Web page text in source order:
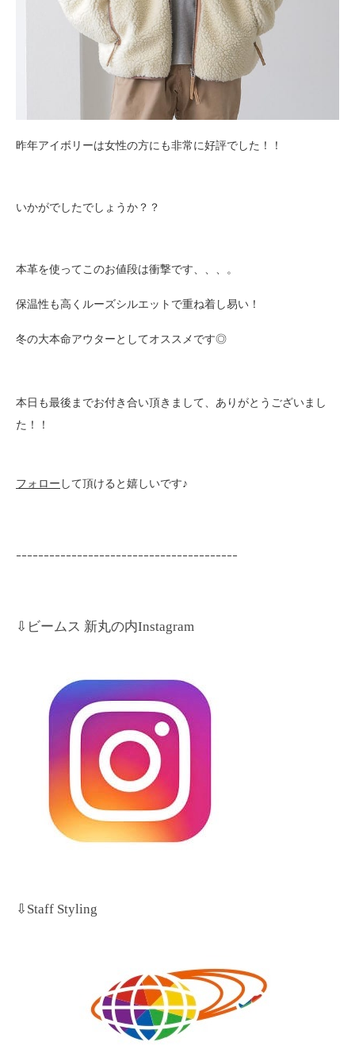
昨年アイボリーは女性の方にも非常に好評でした！！
いかがでしたでしょうか？？
本革を使ってこのお値段は衝撃です、、、。
保温性も高くルーズシルエットで重ね着し易い！
冬の大本命アウターとしてオススメです◎
本日も最後までお付き合い頂きまして、ありがとうございまし
た！！
フォロー して頂けると嬉しいです♪
ｰｰｰｰｰｰｰｰｰｰｰｰｰｰｰｰｰｰｰｰｰｰｰｰｰｰｰｰｰｰｰｰｰｰｰｰｰｰｰｰ
⇩ビームス 新丸の内Instagram
⇩Staff Styling